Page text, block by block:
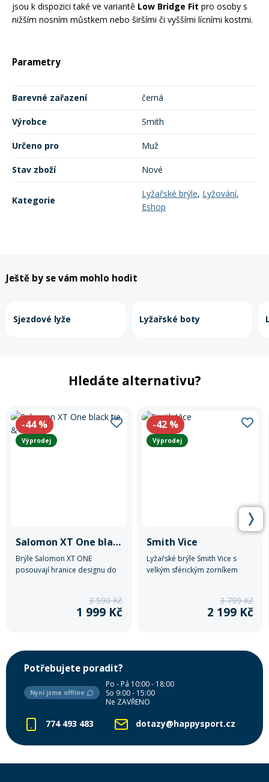
jsou k dispozici také ve variantě Low Bridge Fit pro osoby s
nižším nosním můstkem nebo širšími či vyššími lícními kostmi.
Parametry
Barevné zařazení černá
Výrobce Smith
Určeno pro Muž
Stav zboží Nové
Kategorie
Lyžařské brýle, Lyžování,
Eshop
Ještě by se vám mohlo hodit
Sjezdové lyže Lyžařské boty
Hledáte alternativu?
-44%
Výprodej
Salomon XT One black tie & die
Brýle Salomon XT ONE
posouvají hranice designu do
zorného pole a ostrosti zraku
použitím vícevrstvého skla pro
3 590 Kč
1 999 Kč
-42 %
Výprodej
Smith Vice
Lyžařské brýle Smith Vice s
velkým sférickým zorníkem
při lyžování. Technologie Fog-X
pomáhá proti mlžení a zajišťuje
3 799 Kč
2 199 Kč
Potřebujete poradit?
Nyní jsme offline
Po - Pá 10:00 - 18:00
So 9:00 - 15:00
Ne ZAVŘENO
774 493 483 dotazy@happysport.cz